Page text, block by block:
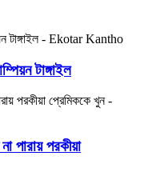
টাঙ্গাইল
পারায় পরকীয়া